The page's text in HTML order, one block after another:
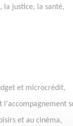
la justice, la santé,
et microcrédit,
l'accompagnement
et au cinéma,